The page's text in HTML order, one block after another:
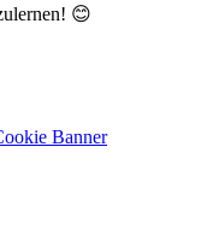
😊
Banner